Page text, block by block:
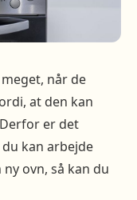
når de
at den kan
er det
kan arbejde
ovn, så kan du